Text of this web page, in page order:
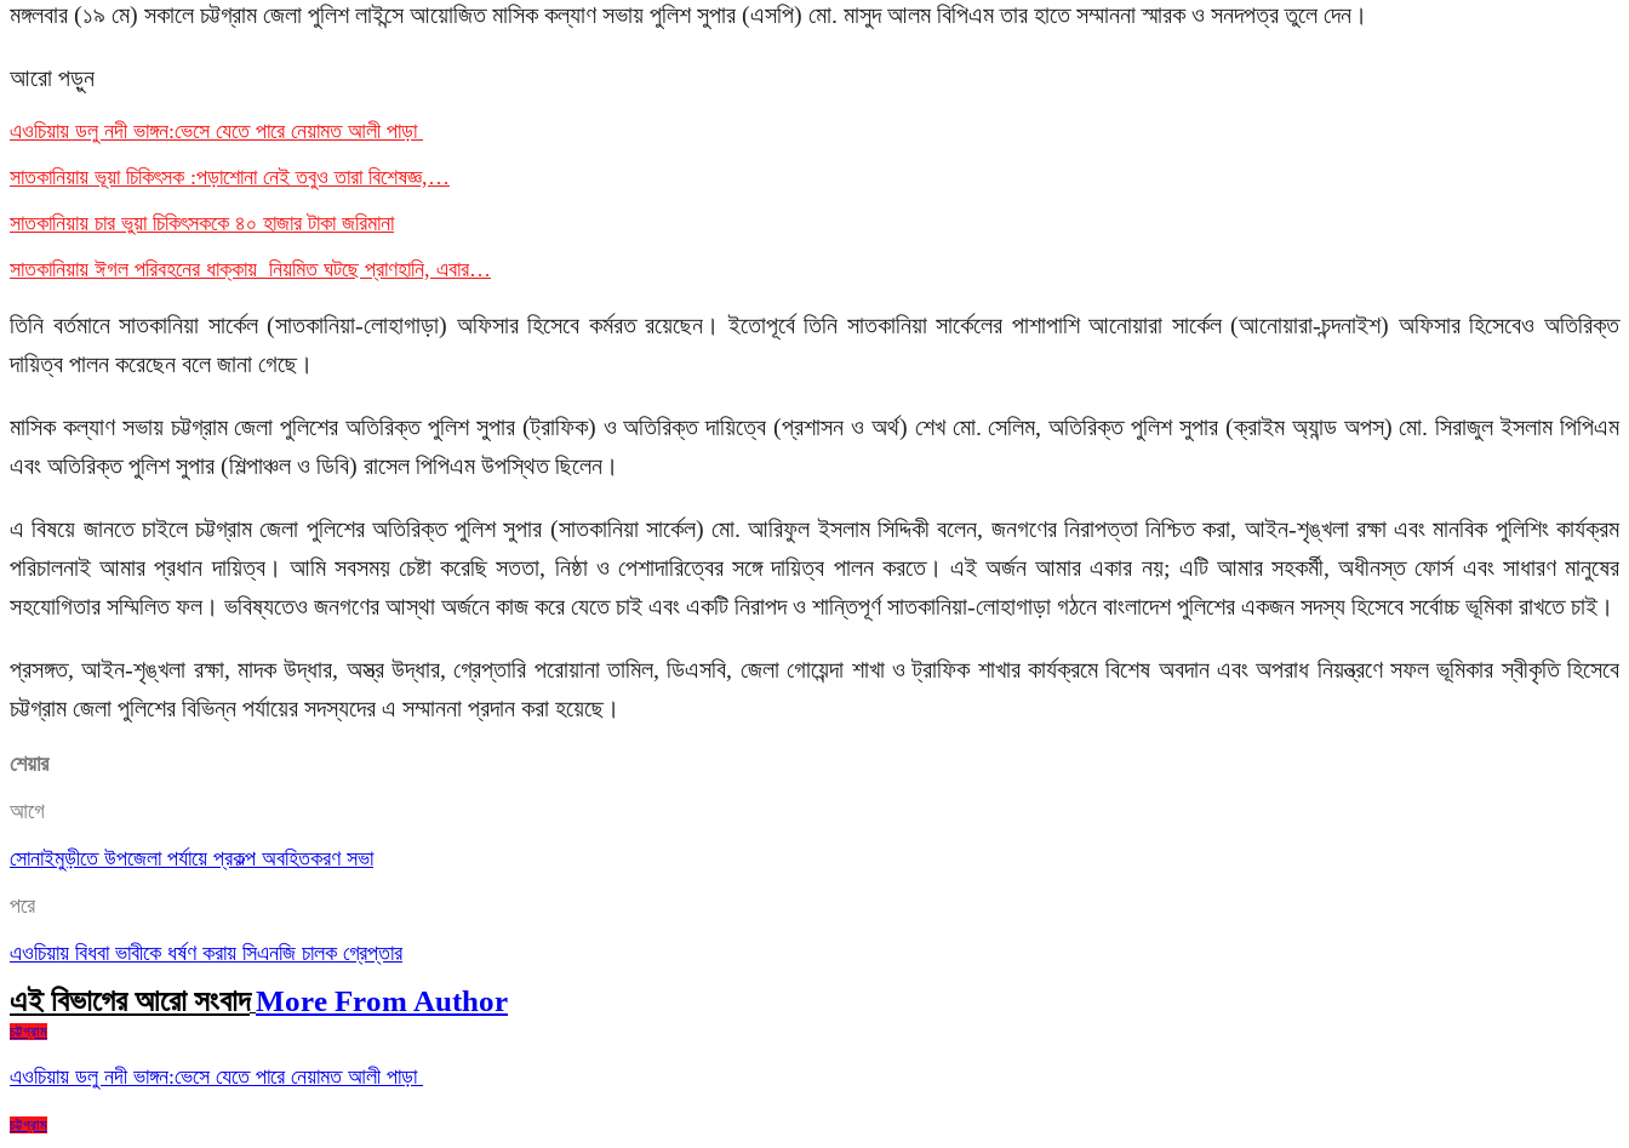
মঙ্গলবার (১৯ মে) সকালে চট্টগ্রাম জেলা পুলিশ লাইন্সে আয়োজিত মাসিক কল্যাণ সভায় পুলিশ সুপার (এসপি) মো. মাসুদ আলম বিপিএম তার হাতে সম্মাননা স্মারক ও সনদপত্র তুলে দেন।
আরো পড়ুন
এওচিয়ায় ডলু নদী ভাঙ্গন:ভেসে যেতে পারে নেয়ামত আলী পাড়া
সাতকানিয়ায় ভূয়া চিকিৎসক :পড়াশোনা নেই তবুও তারা বিশেষজ্ঞ,…
সাতকানিয়ায় চার ভুয়া চিকিৎসককে ৪০ হাজার টাকা জরিমানা
সাতকানিয়ায় ঈগল পরিবহনের ধাক্কায় নিয়মিত ঘটছে প্রাণহানি, এবার…
তিনি বর্তমানে সাতকানিয়া সার্কেল (সাতকানিয়া-লোহাগাড়া) অফিসার হিসেবে কর্মরত রয়েছেন। ইতোপূর্বে তিনি সাতকানিয়া সার্কেলের পাশাপাশি আনোয়ারা সার্কেল (আনোয়ারা-চন্দনাইশ) অফিসার হিসেবেও অতিরিক্ত
দায়িত্ব পালন করেছেন বলে জানা গেছে।
মাসিক কল্যাণ সভায় চট্টগ্রাম জেলা পুলিশের অতিরিক্ত পুলিশ সুপার (ট্রাফিক) ও অতিরিক্ত দায়িত্বে (প্রশাসন ও অর্থ) শেখ মো. সেলিম, অতিরিক্ত পুলিশ সুপার (ক্রাইম অ্যান্ড অপস্) মো. সিরাজুল ইসলাম পিপিএম
এবং অতিরিক্ত পুলিশ সুপার (শিল্পাঞ্চল ও ডিবি) রাসেল পিপিএম উপস্থিত ছিলেন।
এ বিষয়ে জানতে চাইলে চট্টগ্রাম জেলা পুলিশের অতিরিক্ত পুলিশ সুপার (সাতকানিয়া সার্কেল) মো. আরিফুল ইসলাম সিদ্দিকী বলেন, জনগণের নিরাপত্তা নিশ্চিত করা, আইন-শৃঙ্খলা রক্ষা এবং মানবিক পুলিশিং কার্যক্রম
পরিচালনাই আমার প্রধান দায়িত্ব। আমি সবসময় চেষ্টা করেছি সততা, নিষ্ঠা ও পেশাদারিত্বের সঙ্গে দায়িত্ব পালন করতে। এই অর্জন আমার একার নয়; এটি আমার সহকর্মী, অধীনস্ত ফোর্স এবং সাধারণ মানুষের
সহযোগিতার সম্মিলিত ফল। ভবিষ্যতেও জনগণের আস্থা অর্জনে কাজ করে যেতে চাই এবং একটি নিরাপদ ও শান্তিপূর্ণ সাতকানিয়া-লোহাগাড়া গঠনে বাংলাদেশ পুলিশের একজন সদস্য হিসেবে সর্বোচ্চ ভূমিকা রাখতে চাই।
প্রসঙ্গত, আইন-শৃঙ্খলা রক্ষা, মাদক উদ্ধার, অস্ত্র উদ্ধার, গ্রেপ্তারি পরোয়ানা তামিল, ডিএসবি, জেলা গোয়েন্দা শাখা ও ট্রাফিক শাখার কার্যক্রমে বিশেষ অবদান এবং অপরাধ নিয়ন্ত্রণে সফল ভূমিকার স্বীকৃতি হিসেবে
চট্টগ্রাম জেলা পুলিশের বিভিন্ন পর্যায়ের সদস্যদের এ সম্মাননা প্রদান করা হয়েছে।
শেয়ার
আগে
সোনাইমুড়ীতে উপজেলা পর্যায়ে প্রকল্প অবহিতকরণ সভা
পরে
এওচিয়ায় বিধবা ভাবীকে ধর্ষণ করায় সিএনজি চালক গ্রেপ্তার
এই বিভাগের আরো সংবাদMore From Author
চট্টগ্রাম
এওচিয়ায় ডলু নদী ভাঙ্গন:ভেসে যেতে পারে নেয়ামত আলী পাড়া
চট্টগ্রাম